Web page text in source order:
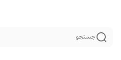
جستجو